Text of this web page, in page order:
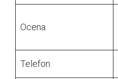
Ocena
Telefon